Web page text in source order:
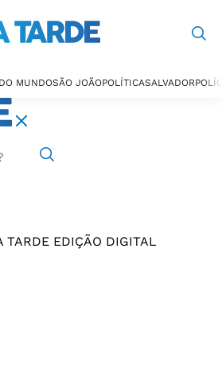
MUNDOSÃO JOÃOPOLÍTICASALVADOR
TARDE EDIÇÃO DIGITAL